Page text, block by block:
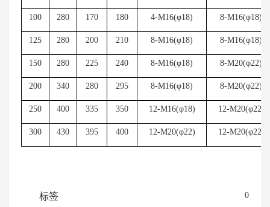
100 280 170 180 4-M16(φ18) 8-M16(φ18)
125 280 200 210 8-M16(φ18) 8-M16(φ18)
150 280 225 240 8-M16(φ18) 8-M20(φ22)
200 340 280 295 8-M16(φ18) 8-M20(φ22)
250 400 335 350 12-M16(φ18) 12-M20(φ22)
300 430 395 400 12-M20(φ22) 12-M20(φ22)
标签 0